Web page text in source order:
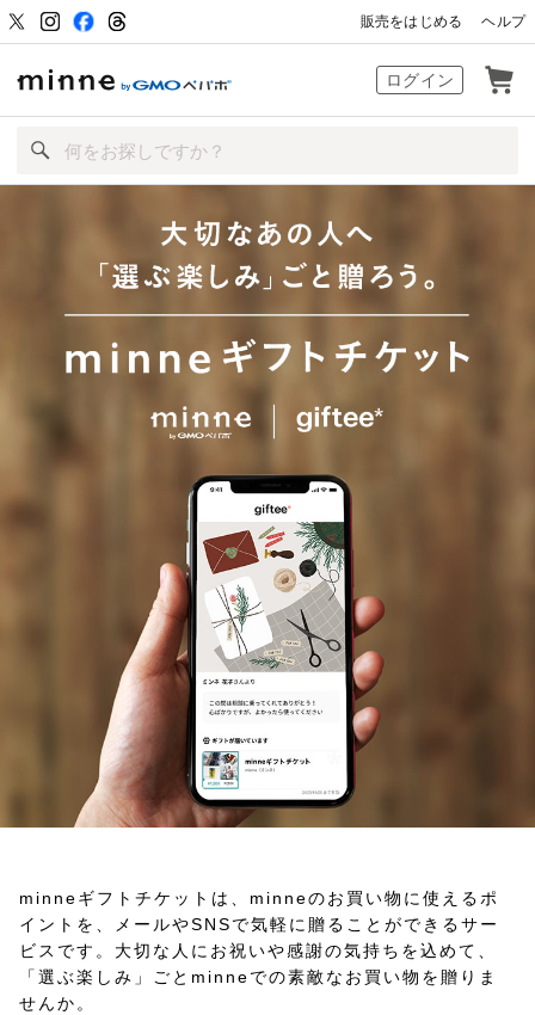
販売をはじめる ヘルプ
ハンドメイドマーケット minne（ミン
ログイン
minneギフトチケットは、minneのお買い物に使えるポ
イントを、
メールやSNSで気軽に贈ることができるサー
ビスです。 大切な人にお祝いや感謝の気持ちを込めて、
「選ぶ楽しみ」ごとminneでの素敵なお買い物を贈りま
せんか。